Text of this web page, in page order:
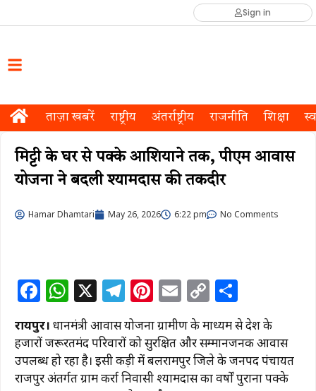
Sign in
ताज़ा खबरें राष्ट्रीय अंतर्राष्ट्रीय राजनीति शिक्षा
मिट्टी के घर से पक्के आशियाने तक, पीएम आवास
योजना ने बदली श्यामदास की तकदीर
Hamar Dhamtari May 26, 2026 6:22 pm No Comments
F
c
e
b
W
h
at
s
A
X T
el
e
g
ra
Pi
te
re
st
E
m
ai
l
C
p
y
Li
h
ar
e
रायपुर। प्रधानमंत्री आवास योजना ग्रामीण के माध्यम से प्रदेश के
हजारों जरूरतमंद परिवारों को सुरक्षित और सम्मानजनक आवास
उपलब्ध हो रहा है। इसी कड़ी में बलरामपुर जिले के जनपद पंचायत
राजपुर अंतर्गत ग्राम कर्रा निवासी श्यामदास का वर्षों पुराना पक्के